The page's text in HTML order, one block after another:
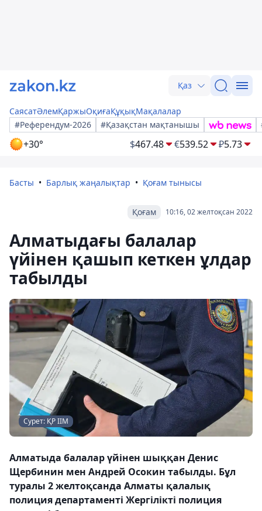
Қаз
СаясатӘлемҚаржыОқиғаҚұқықМақалалар
#Референдум-2026
#Қазақстан мақтанышы
+30° $467.48 €539.52 ₽5.73
Басты Барлық жаңалықтар Қоғам тынысы
10:16, 02 желтоқсан 2022
Қоғам
Алматыдағы балалар
үйінен қашып кеткен ұлдар
табылды
Сурет: ҚР ІІМ
Алматыда балалар үйінен шыққан Денис
Щербинин мен Андрей Осокин табылды. Бұл
туралы 2 желтоқсанда Алматы қалалық
полиция департаменті Жергілікті полиция